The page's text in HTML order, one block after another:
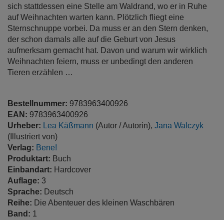
sich stattdessen eine Stelle am Waldrand, wo er in Ruhe
auf Weihnachten warten kann. Plötzlich fliegt eine
Sternschnuppe vorbei. Da muss er an den Stern denken,
der schon damals alle auf die Geburt von Jesus
aufmerksam gemacht hat. Davon und warum wir wirklich
Weihnachten feiern, muss er unbedingt den anderen
Tieren erzählen …
Bestellnummer: 9783963400926
EAN: 9783963400926
Urheber: Lea Käßmann (Autor / Autorin), Jana Walczyk
(Illustriert von)
Verlag: Bene!
Produktart: Buch
Einbandart: Hardcover
Auflage: 3
Sprache: Deutsch
Reihe: Die Abenteuer des kleinen Waschbären
Band: 1